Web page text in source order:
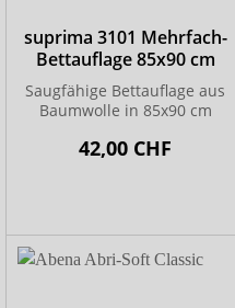
suprima 3101 Mehrfach-
Bettauflage 85x90 cm
Saugfähige Bettauflage aus
Baumwolle in 85x90 cm
42,00 CHF